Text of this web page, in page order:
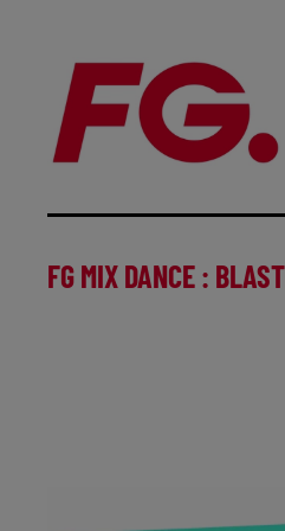
FG MIX DANCE :